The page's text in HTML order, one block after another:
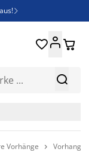

B2B

 
Vorhänge  Vorhang